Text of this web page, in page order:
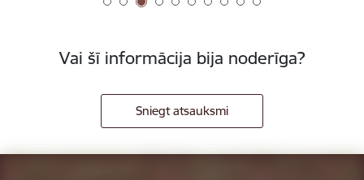
Vai šī informācija bija noderīga?
Sniegt atsauksmi